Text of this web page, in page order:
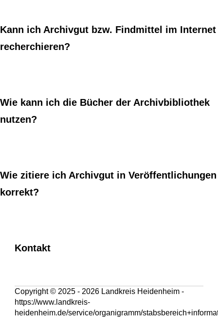
Kann ich Archivgut bzw. Findmittel im Internet
recherchieren?
Wie kann ich die Bücher der Archivbibliothek
nutzen?
Wie zitiere ich Archivgut in Veröffentlichungen
korrekt?
Kontakt
Copyright © 2025 - 2026 Landkreis Heidenheim -
https://www.landkreis-
heidenheim.de/service/organigramm/